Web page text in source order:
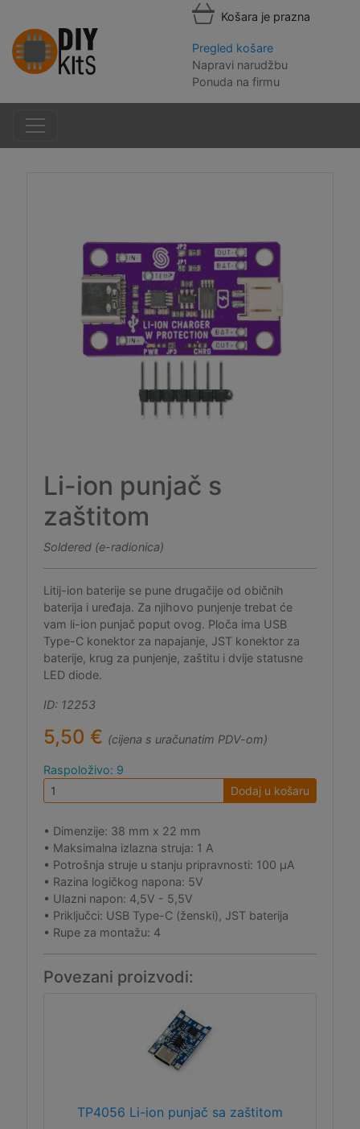
Košara je prazna
Pregled košare
Napravi narudžbu
Ponuda na firmu
Li-ion punjač s
zaštitom
Soldered (e-radionica)
Litij-ion baterije se pune drugačije od običnih
baterija i uređaja. Za njihovo punjenje trebat će
vam li-ion punjač poput ovog. Ploča ima USB
Type-C konektor za napajanje, JST konektor za
baterije, krug za punjenje, zaštitu i dvije statusne
LED diode.
ID: 12253
5,50 € (cijena s uračunatim PDV-om)
Raspoloživo: 9
Dodaj u košaru
• Dimenzije: 38 mm x 22 mm
• Maksimalna izlazna struja: 1 A
• Potrošnja struje u stanju pripravnosti: 100 μA
• Razina logičkog napona: 5V
• Ulazni napon: 4,5V - 5,5V
• Priključci: USB Type-C (ženski), JST baterija
• Rupe za montažu: 4
Povezani proizvodi:
TP4056 Li-ion punjač sa zaštitom